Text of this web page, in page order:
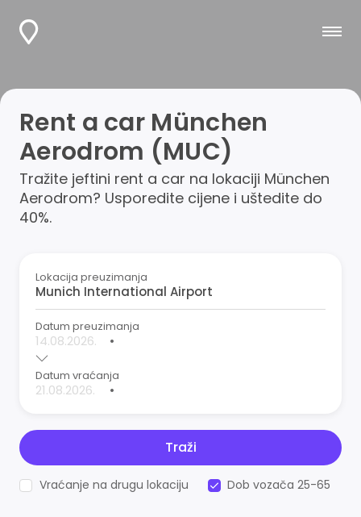
Rent a car München
Aerodrom (MUC)
Tražite jeftini rent a car na lokaciji München
Aerodrom? Usporedite cijene i uštedite do
40%.
Lokacija preuzimanja
Datum preuzimanja
•
Datum vraćanja
•
Traži
Vraćanje na drugu lokaciju Dob vozača 25-65